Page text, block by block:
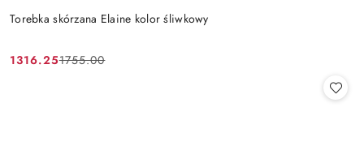
Torebka skórzana Elaine kolor śliwkowy
Cena
1316.25
Cena
1755.00